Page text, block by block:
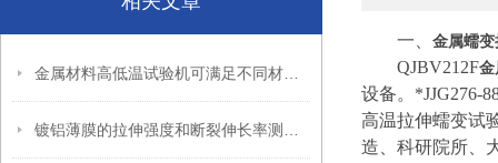
一、 金属蠕
QJBV212F金
设备。*JJG276-
高温拉伸蠕变试
造、科研院所、